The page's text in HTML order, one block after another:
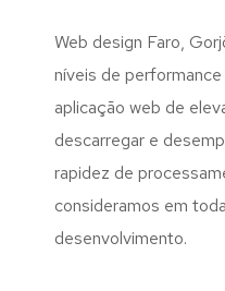
Web design Faro,
níveis de
aplicação web de
descarregar e
rapidez de
consideramos em
desenvolvimento.